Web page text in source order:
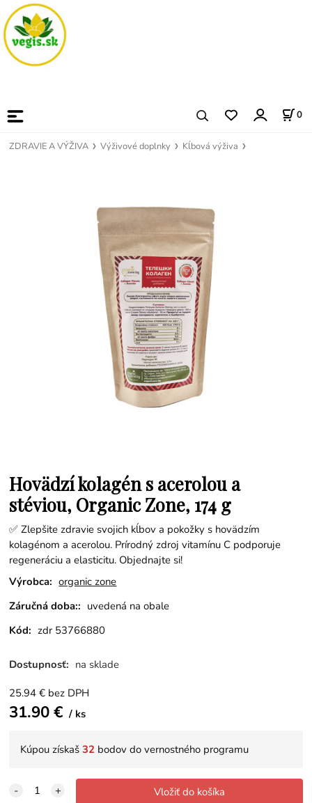
0
ZDRAVIE A VÝŽIVA Výživové doplnky Kĺbová výživa
Hovädzí kolagén s acerolou a
stéviou, Organic Zone, 174 g
✅ Zlepšite zdravie svojich kĺbov a pokožky s hovädzím
kolagénom a acerolou. Prírodný zdroj vitamínu C podporuje
regeneráciu a elasticitu. Objednajte si!
Výrobca: organic zone
Záručná doba:: uvedená na obale
Kód: zdr 53766880
Dostupnosť: na sklade
25.94 € bez DPH
31.90€ ks
Kúpou získaš32 bodov do vernostného programu